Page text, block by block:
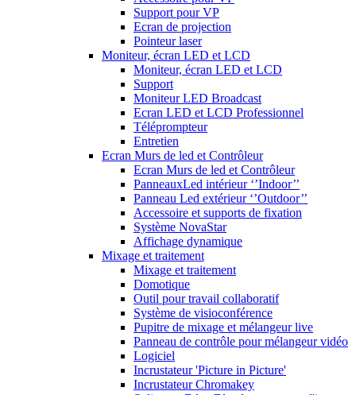
Support pour VP
Ecran de projection
Pointeur laser
Moniteur, écran LED et LCD
Moniteur, écran LED et LCD
Support
Moniteur LED Broadcast
Ecran LED et LCD Professionnel
Téléprompteur
Entretien
Ecran Murs de led et Contrôleur
Ecran Murs de led et Contrôleur
PanneauxLed intérieur ‘’Indoor’’
Panneau Led extérieur ‘’Outdoor’’
Accessoire et supports de fixation
Système NovaStar
Affichage dynamique
Mixage et traitement
Mixage et traitement
Domotique
Outil pour travail collaboratif
Système de visioconférence
Pupitre de mixage et mélangeur live
Panneau de contrôle pour mélangeur vidéo
Logiciel
Incrustateur 'Picture in Picture'
Incrustateur Chromakey